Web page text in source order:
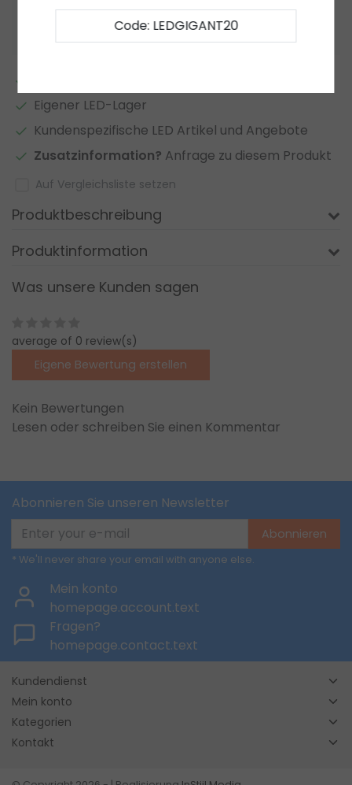
Zur Wunschliste hinzufügen
Eigener LED-Lager
Kundenspezifische LED Artikel und Angebote
Zusatzinformation? Anfrage zu diesem Produkt
Auf Vergleichsliste setzen
Produktbeschreibung
Produktinformation
Was unsere Kunden sagen
average of 0 review(s)
Eigene Bewertung erstellen
Kein Bewertungen
Lesen oder schreiben Sie einen Kommentar
Abonnieren Sie unseren Newsletter
Abonnieren
* We'll never share your email with anyone else.
Mein konto
homepage.account.text
Fragen?
homepage.contact.text
Kundendienst
Mein konto
Kategorien
Kontakt
Code: LEDGIGANT20